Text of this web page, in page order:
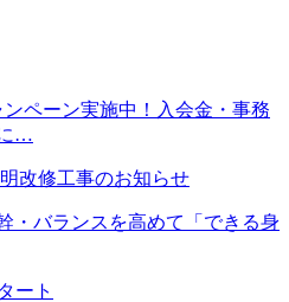
ンペーン実施中！入会金・事務
…
改修工事のお知らせ
・バランスを高めて「できる身
ート